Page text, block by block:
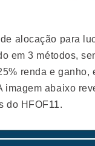
alocação para
em 3 métodos,
renda e ganho,
imagem abaixo
do HFOF11.